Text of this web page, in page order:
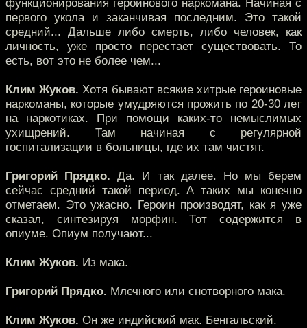
функционирования героинового наркомана. Начиная с
первого укола и заканчивая последним. Это такой
средний... Дальше либо смерть, либо человек, как
личность, уже просто перестает существовать. То
есть, вот это не более чем...
Клим Жуков. Хотя бывают всякие хитрые героиновые
наркоманы, которые умудряются прожить по 20-30 лет
на наркотиках. При помощи каких-то немыслимых
ухищрений. Там начиная с регулярной
госпитализации в больницы, где их там чистят.
Григорий Прядко. Да. И так далее. Но мы берем
сейчас средний такой период. А таких мы конечно
отметаем. Это ужасно. Героин производят, как я уже
сказал, синтезируя морфин. Тот содержится в
опиуме. Опиум получают...
Клим Жуков. Из мака.
Григорий Прядко. Млечного или снотворного мака.
Клим Жуков. Он же индийский мак. Бенгальский.